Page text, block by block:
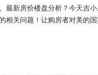
最新房价楼盘分析？今天吉
相关问题！让购房者对美的